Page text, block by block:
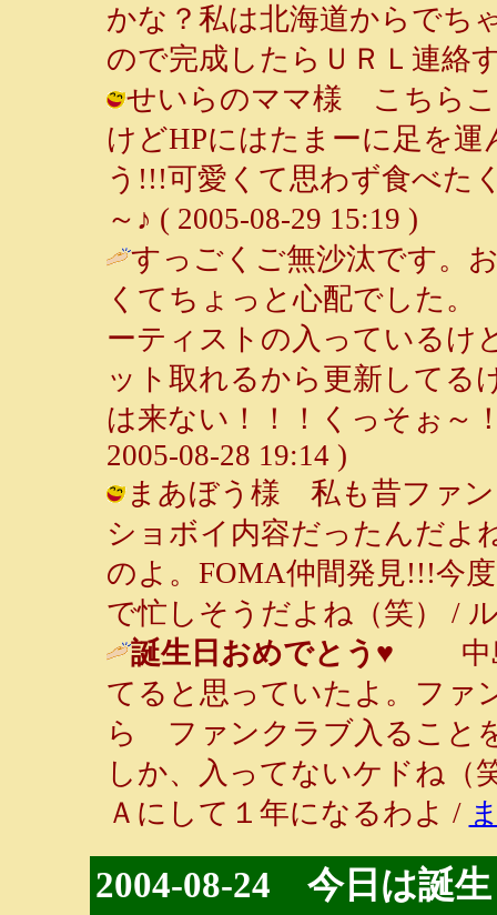
かな？私は北海道からでち
ので完成したらＵＲＬ連絡
せいらのママ様 こちらこ
けどHPにはたまーに足を
う!!!可愛くて思わず食べた
～♪ ( 2005-08-29 15:19 )
すっごくご無沙汰です。
くてちょっと心配でした
ーティストの入っているけ
ット取れるから更新してる
は来ない！！！くっそぉ～
2005-08-28 19:14 )
まあぼう様 私も昔ファ
ショボイ内容だったんだよ
のよ。FOMA仲間発見!!!今
で忙しそうだよね（笑） /
誕生日おめでとう♥
中島
てると思っていたよ。ファ
ら ファンクラブ入ること
しか、入ってないケドね
Ａにして１年になるわよ /
2004-08-24 今日は誕